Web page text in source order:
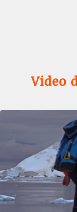
Video